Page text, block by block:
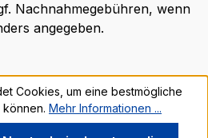
Nachnahmegebühren, wenn
angegeben.
Cookies, um eine bestmögliche
Mehr Informationen ...